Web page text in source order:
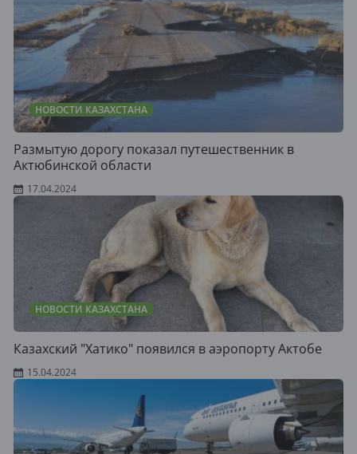
НОВОСТИ КАЗАХСТАНА
Размытую дорогу показал путешественник в
Актюбинской области
17.04.2024
НОВОСТИ КАЗАХСТАНА
Казахский "Хатико" появился в аэропорту Актобе
15.04.2024